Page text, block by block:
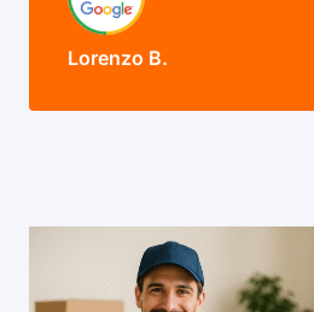
Lorenzo B.